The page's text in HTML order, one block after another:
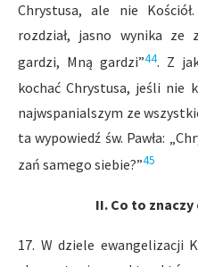
Chrystusa, ale nie
rozdział, jasno wynika ze
gardzi, Mną gardzi”44. Z
kochać Chrystusa, jeśli nie
najwspanialszym ze
ta wypowiedź św. Pawła:
zań samego siebie?”45
II. Co to
17. W dziele ewangelizacji